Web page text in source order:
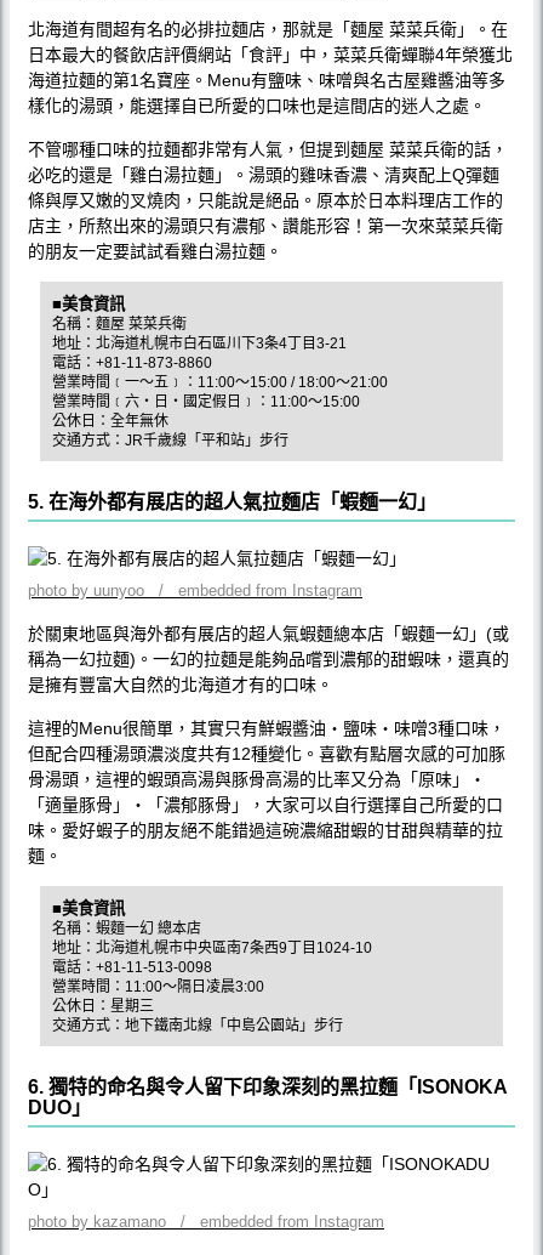
北海道有間超有名的必排拉麵店，那就是「麵屋 菜菜兵衛」。在
日本最大的餐飲店評價網站「食評」中，菜菜兵衛蟬聯4年榮獲北
海道拉麵的第1名寶座。Menu有鹽味、味噌與名古屋雞醬油等多
樣化的湯頭，能選擇自已所愛的口味也是這間店的迷人之處。
不管哪種口味的拉麵都非常有人氣，但提到麵屋 菜菜兵衛的話，
必吃的還是「雞白湯拉麵」。湯頭的雞味香濃、清爽配上Q彈麵
條與厚又嫩的叉燒肉，只能說是絕品。原本於日本料理店工作的
店主，所熬出來的湯頭只有濃郁、讚能形容！第一次來菜菜兵衛
的朋友一定要試試看雞白湯拉麵。
■美食資訊
名稱：麵屋 菜菜兵衛
地址：北海道札幌市白石區川下3条4丁目3-21
電話：+81-11-873-8860
營業時間﹝一〜五﹞：11:00〜15:00 / 18:00〜21:00
營業時間﹝六‧日‧國定假日﹞：11:00〜15:00
公休日：全年無休
交通方式：JR千歲線「平和站」步行
5. 在海外都有展店的超人氣拉麵店「蝦麵一幻」
photo by uunyoo / embedded from Instagram
於關東地區與海外都有展店的超人氣蝦麵總本店「蝦麵一幻」(或
稱為一幻拉麵)。一幻的拉麵是能夠品嚐到濃郁的甜蝦味，還真的
是擁有豐富大自然的北海道才有的口味。
這裡的Menu很簡單，其實只有鮮蝦醬油‧鹽味‧味噌3種口味，
但配合四種湯頭濃淡度共有12種變化。喜歡有點層次感的可加豚
骨湯頭，這裡的蝦頭高湯與豚骨高湯的比率又分為「原味」‧
「適量豚骨」‧「濃郁豚骨」，大家可以自行選擇自己所愛的口
味。愛好蝦子的朋友絕不能錯過這碗濃縮甜蝦的甘甜與精華的拉
麵。
■美食資訊
名稱：蝦麵一幻 總本店
地址：北海道札幌市中央區南7条西9丁目1024-10
電話：+81-11-513-0098
營業時間：11:00〜隔日凌晨3:00
公休日：星期三
交通方式：地下鐵南北線「中島公園站」步行
6. 獨特的命名與令人留下印象深刻的黑拉麵「ISONOKA
DUO」
photo by kazamano / embedded from Instagram